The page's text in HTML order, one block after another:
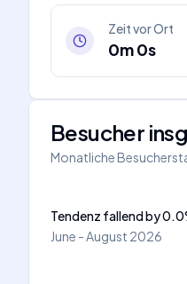
Zeit vor Ort
0m 0s
Besucher
Monatliche
Tendenz fallendby0.0
June - August 2026